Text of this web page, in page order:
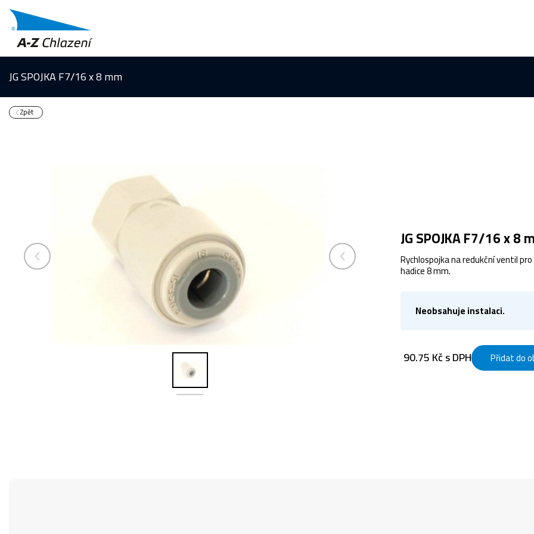
JG SPOJKA F7/16 x 8 mm
Zpět
JG SPOJKA F7/16 x 8
Rychlospojka na redukční ventil
hadice 8 mm.
Neobsahuje instalaci.
90.75 Kč s DPH Přidat do